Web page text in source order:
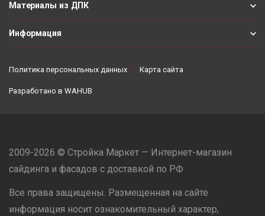
Материалы из ДПК
Информация
Политика персональных данных Карта сайта
Разработано в WAHUB
2009-2026 © Стройка Маркет — Интернет-магазин
сайдинга и фасадов с доставкой по РФ
Все права защищены. Размещенная на сайте
информация носит ознакомительный характер,